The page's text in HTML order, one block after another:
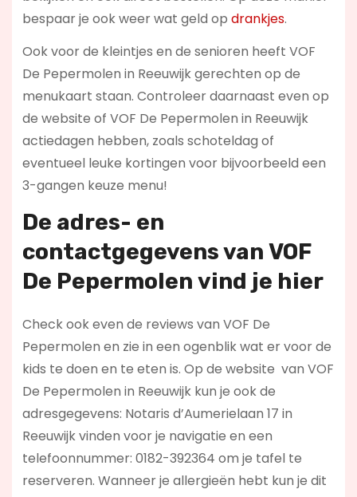
bespaar je ook weer wat geld op drankjes.
Ook voor de kleintjes en de senioren heeft VOF
De Pepermolen in Reeuwijk gerechten op de
menukaart staan. Controleer daarnaast even op
de website of VOF De Pepermolen in Reeuwijk
actiedagen hebben, zoals schoteldag of
eventueel leuke kortingen voor bijvoorbeeld een
3-gangen keuze menu!
De adres- en
contactgegevens van VOF
De Pepermolen vind je hier
Check ook even de reviews van VOF De
Pepermolen en zie in een ogenblik wat er voor de
kids te doen en te eten is. Op de website van VOF
De Pepermolen in Reeuwijk kun je ook de
adresgegevens: Notaris d’Aumerielaan 17 in
Reeuwijk vinden voor je navigatie en een
telefoonnummer: 0182-392364 om je tafel te
reserveren. Wanneer je allergieën hebt kun je dit